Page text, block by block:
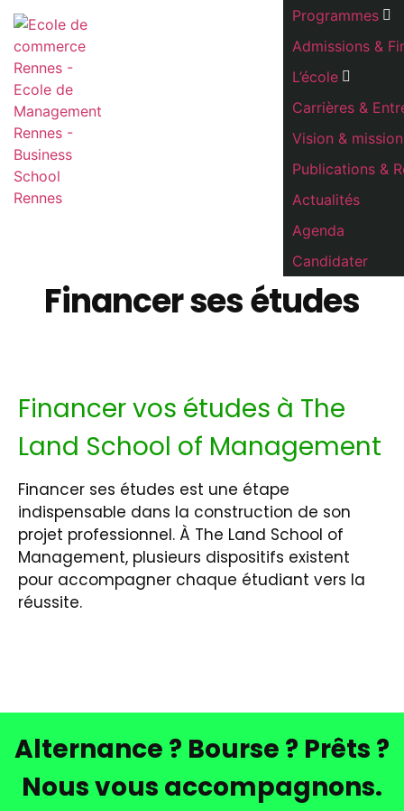
Programmes
Admissions &
L’école
Carrières &
Vision &
Publications &
Actualités
Agenda
Candidater
Financer ses études
Financer vos études à The
Land School of Management
Financer ses études est une étape
indispensable dans la construction de son
projet professionnel. À The Land School of
Management, plusieurs dispositifs existent
pour accompagner chaque étudiant vers la
réussite.
Alternance ? Bourse ? Prêts ?
Nous vous accompagnons.